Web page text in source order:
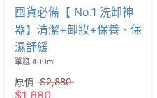
囤貨必備【 No.1 洗卸神
器】清潔+卸妝+保養、保
濕舒緩
單瓶 400ml
原價 $2,880
$1,680